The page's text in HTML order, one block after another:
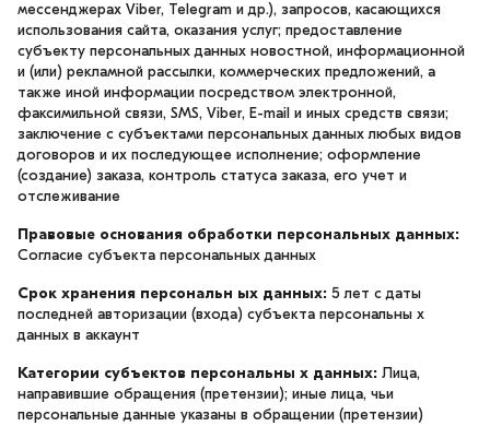
мессенджерах Viber, Telegram и др.), запросов, касающихся
использования сайта, оказания услуг; предоставление
субъекту персональных данных новостной, информационной
и (или) рекламной рассылки, коммерческих предложений, а
также иной информации посредством электронной,
факсимильной связи, SMS, Viber, E-mail и иных средств связи;
заключение с субъектами персональных данных любых видов
договоров и их последующее исполнение; оформление
(создание) заказа, контроль статуса заказа, его учет и
отслеживание
Правовые основания обработки персональных данных:
Согласие субъекта персональных данных
Срок хранения персональн ых данных: 5 лет с даты
последней авторизации (входа) субъекта персональны х
данных в аккаунт
Категории субъектов персональны х данных: Лица,
направившие обращения (претензии); иные лица, чьи
персональные данные указаны в обращении (претензии)